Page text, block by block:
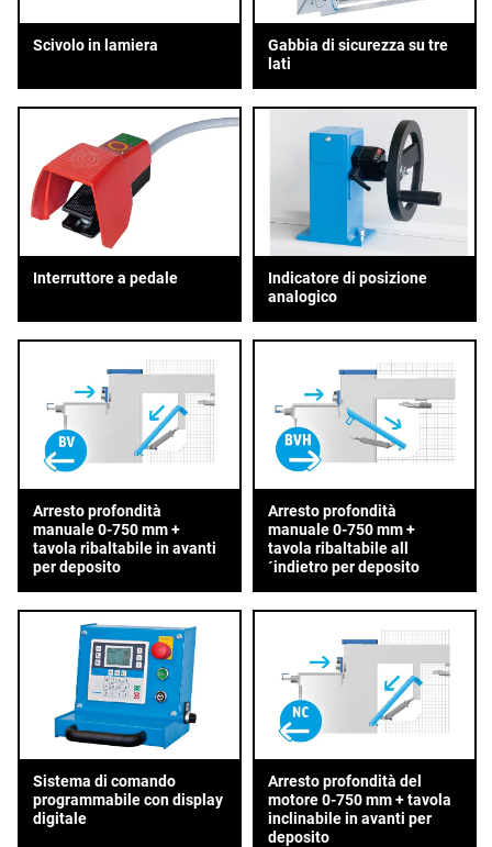
Scivolo in lamiera
Gabbia di sicurezza su tre
lati
Interruttore a pedale
Indicatore di posizione
analogico
Arresto profondità
manuale 0-750 mm +
tavola ribaltabile in avanti
per deposito
Arresto profondità
manuale 0-750 mm +
tavola ribaltabile all
´indietro per deposito
Sistema di comando
programmabile con display
digitale
Arresto profondità del
motore 0-750 mm + tavola
inclinabile in avanti per
deposito